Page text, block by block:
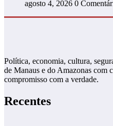
agosto 4, 2026 0
Política, economia, cultura,
de Manaus e do Amazonas com
compromisso com a verdade.
Recentes